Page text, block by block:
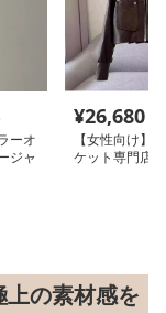
ーオ
ジャ
¥26,680
【女性向け】
ケット専門店
の素材感を